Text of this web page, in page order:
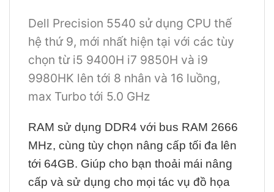
Dell Precision 5540 sử dụng CPU thế
hệ thứ 9, mới nhất hiện tại với các tùy
chọn từ i5 9400H i7 9850H và i9
9980HK lên tới 8 nhân và 16 luồng,
max Turbo tới 5.0 GHz
RAM sử dụng DDR4 với bus RAM 2666
MHz, cùng tùy chọn nâng cấp tối đa lên
tới 64GB. Giúp cho bạn thoải mái nâng
cấp và sử dụng cho mọi tác vụ đồ họa